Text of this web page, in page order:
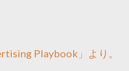
Playbook」より。